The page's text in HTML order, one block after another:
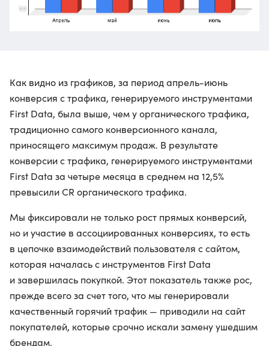
Как видно из графиков, за период апрель-июнь
конверсия с трафика, генерируемого инструментами
First Data, была выше, чем у органического трафика,
традиционно самого конверсионного канала,
приносящего максимум продаж. В результате
конверсии с трафика, генерируемого инструментами
First Data за четыре месяца в среднем на 12,5%
превысили CR органического трафика.
Мы фиксировали не только рост прямых конверсий,
но и участие в ассоциированных конверсиях, то есть
в цепочке взаимодействий пользователя с сайтом,
которая началась с инструментов First Data
и завершилась покупкой. Этот показатель также рос,
прежде всего за счет того, что мы генерировали
качественный горячий трафик — приводили на сайт
покупателей, которые срочно искали замену ушедшим
брендам.